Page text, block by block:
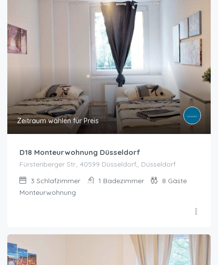
Zeitraum wählen für Preis
D18 Monteurwohnung Düsseldorf
Fürstenberger Str., 40599 Düsseldorf,, Düsseldorf
3 Schlafzimmer 1 Badezimmer 8 Gäste
Monteurwohnung